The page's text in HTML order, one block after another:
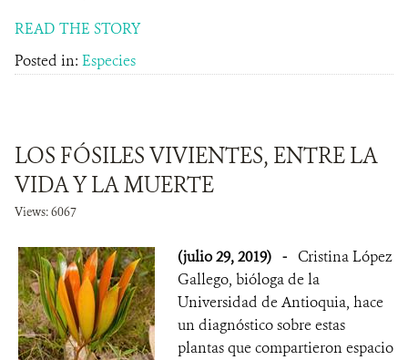
READ THE STORY
Posted in: Especies
LOS FÓSILES VIVIENTES, ENTRE LA
VIDA Y LA MUERTE
Views: 6067
(julio 29, 2019) - Cristina López
Gallego, bióloga de la
Universidad de Antioquia, hace
un diagnóstico sobre estas
plantas que compartieron espacio